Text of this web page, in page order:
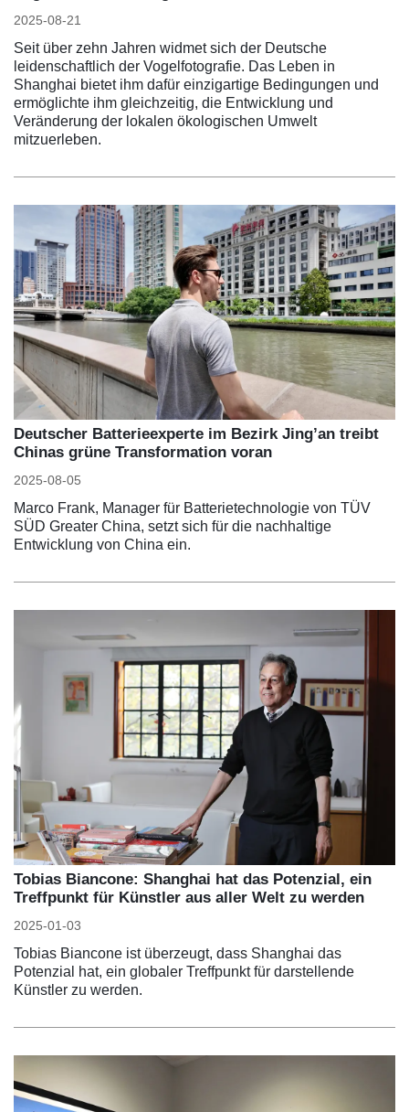
2025-08-21
Seit über zehn Jahren widmet sich der Deutsche
leidenschaftlich der Vogelfotografie. Das Leben in
Shanghai bietet ihm dafür einzigartige Bedingungen und
ermöglichte ihm gleichzeitig, die Entwicklung und
Veränderung der lokalen ökologischen Umwelt
mitzuerleben.
Deutscher Batterieexperte im Bezirk Jing’an treibt
Chinas grüne Transformation voran
2025-08-05
Marco Frank, Manager für Batterietechnologie von TÜV
SÜD Greater China, setzt sich für die nachhaltige
Entwicklung von China ein.
Tobias Biancone: Shanghai hat das Potenzial, ein
Treffpunkt für Künstler aus aller Welt zu werden
2025-01-03
Tobias Biancone ist überzeugt, dass Shanghai das
Potenzial hat, ein globaler Treffpunkt für darstellende
Künstler zu werden.